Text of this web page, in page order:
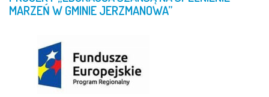
MARZEŃWGMINIEJERZMANOWA”